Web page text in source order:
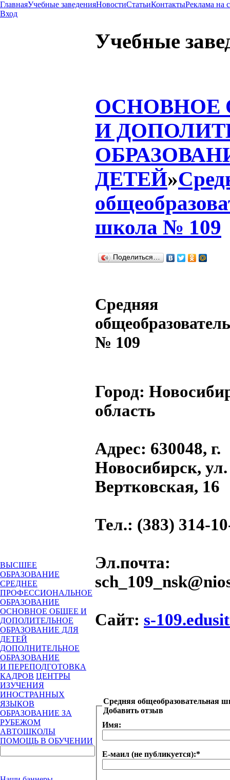
ГлавнаяУчебные заведенияНовостиСтатьиКонтактыРеклама на
Вход
ВЫСШЕЕ
ОБРАЗОВАНИЕ
СРЕДНЕЕ
ПРОФЕССИОНАЛЬНОЕ
ОБРАЗОВАНИЕ
ОСНОВНОЕ ОБЩЕЕ И
ДОПОЛИТЕЛЬНОЕ
ОБРАЗОВАНИЕ ДЛЯ
ДЕТЕЙ
ДОПОЛНИТЕЛЬНОЕ
ОБРАЗОВАНИЕ
И ПЕРЕПОДГОТОВКА
КАДРОВ ЦЕНТРЫ
ИЗУЧЕНИЯ
ИНОСТРАННЫХ
ЯЗЫКОВ
ОБРАЗОВАНИЕ ЗА
РУБЕЖОМ
АВТОШКОЛЫ
ПОМОЩЬ В ОБУЧЕНИИ
Учебные
ОСНОВНОЕ
И
ДЕТЕЙ»
школа № 109
Поделиться…
Средняя
№ 109
Город:
область
Адрес: 630048, г.
Новосибирск, ул.
Вертковская, 16
Тел.: (383) 314-
Эл.почта:
Сайт: s-
Средняя общеобразовательная
Добавить отзыв
Имя:
Е-маил (не публикуется):*